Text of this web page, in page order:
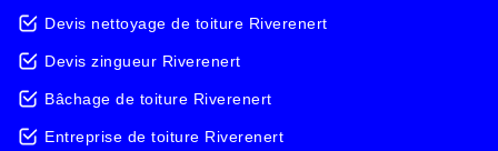
Devis nettoyage de toiture Riverenert
Devis zingueur Riverenert
Bâchage de toiture Riverenert
Entreprise de toiture Riverenert